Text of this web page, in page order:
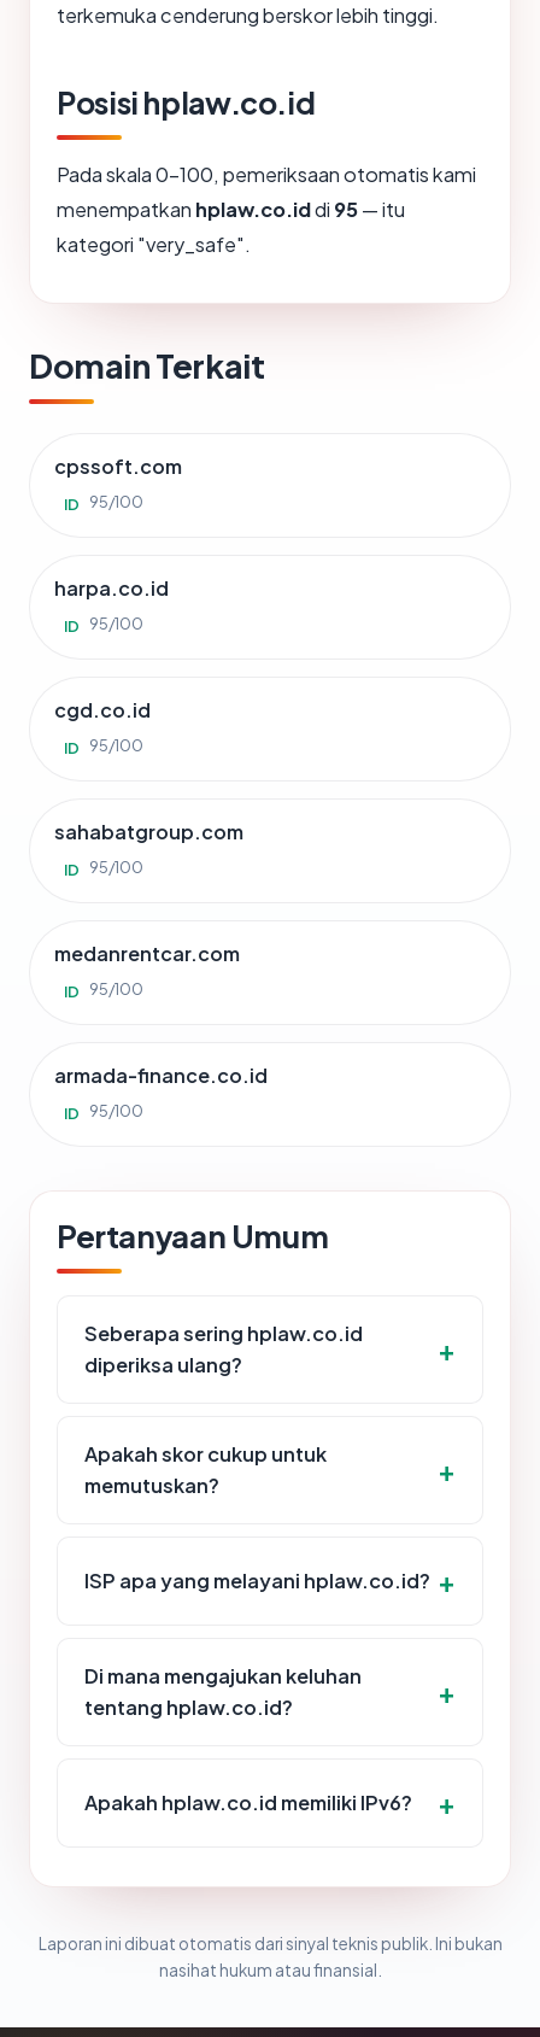
terkemuka cenderung berskor lebih tinggi.
Posisi hplaw.co.id
Pada skala 0-100, pemeriksaan otomatis kami
menempatkan hplaw.co.iddi 95— itu
kategori "very_safe".
Domain Terkait
cpssoft.com
ID 95/100
harpa.co.id
ID 95/100
cgd.co.id
ID 95/100
sahabatgroup.com
ID 95/100
medanrentcar.com
ID 95/100
armada-finance.co.id
ID 95/100
Pertanyaan Umum
Seberapa sering hplaw.co.id
diperiksa ulang?
Apakah skor cukup untuk
memutuskan?
ISP apa yang melayani hplaw.co.id?
Di mana mengajukan keluhan
tentang hplaw.co.id?
Apakah hplaw.co.id memiliki IPv6?
Laporan ini dibuat otomatis dari sinyal teknis publik. Ini bukan
nasihat hukum atau finansial.